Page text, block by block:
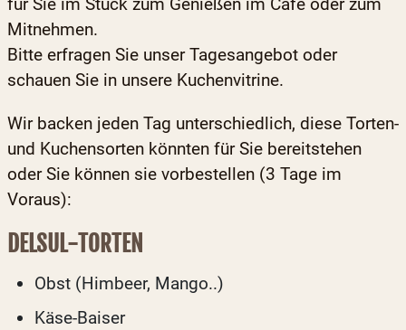
für Sie im Stück zum Genießen im Café oder zum
Mitnehmen.
Bitte erfragen Sie unser Tagesangebot oder
schauen Sie in unsere Kuchenvitrine.
Wir backen jeden Tag unterschiedlich, diese Torten-
und Kuchensorten könnten für Sie bereitstehen
oder Sie können sie vorbestellen (3 Tage im
Voraus):
DELSUL-TORTEN
Obst (Himbeer, Mango..)
Käse-Baiser